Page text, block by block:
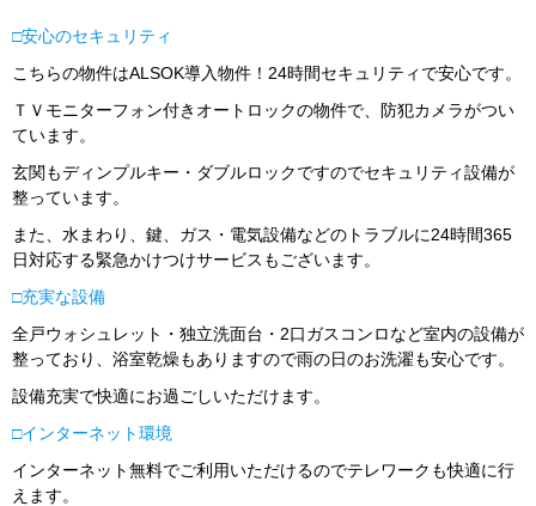
□安心のセキュリティ
こちらの物件はALSOK導入物件！24時間セキュリティで安心です。
ＴＶモニターフォン付きオートロックの物件で、防犯カメラがつい
ています。
玄関もディンプルキー・ダブルロックですのでセキュリティ設備が
整っています。
また、水まわり、鍵、ガス・電気設備などのトラブルに24時間365
日対応する緊急かけつけサービスもございます。
□充実な設備
全戸ウォシュレット・独立洗面台・2口ガスコンロなど室内の設備が
整っており、浴室乾燥もありますので雨の日のお洗濯も安心です。
設備充実で快適にお過ごしいただけます。
□インターネット環境
インターネット無料でご利用いただけるのでテレワークも快適に行
えます。